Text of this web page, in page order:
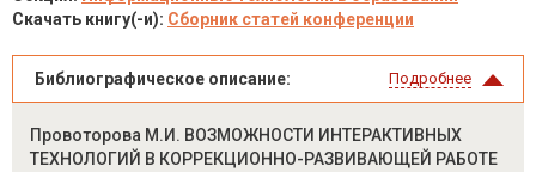
Скачать книгу(-и): Сборник статей конференции
Библиографическое описание: Подробнее
Провоторова М.И. ВОЗМОЖНОСТИ ИНТЕРАКТИВНЫХ
ТЕХНОЛОГИЙ В КОРРЕКЦИОННО-РАЗВИВАЮЩЕЙ РАБОТЕ